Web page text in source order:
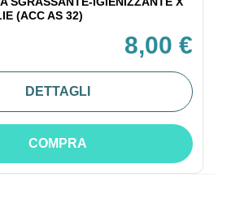
(ACC AS 32)
8,00 €
DETTAGLI
COMPRA